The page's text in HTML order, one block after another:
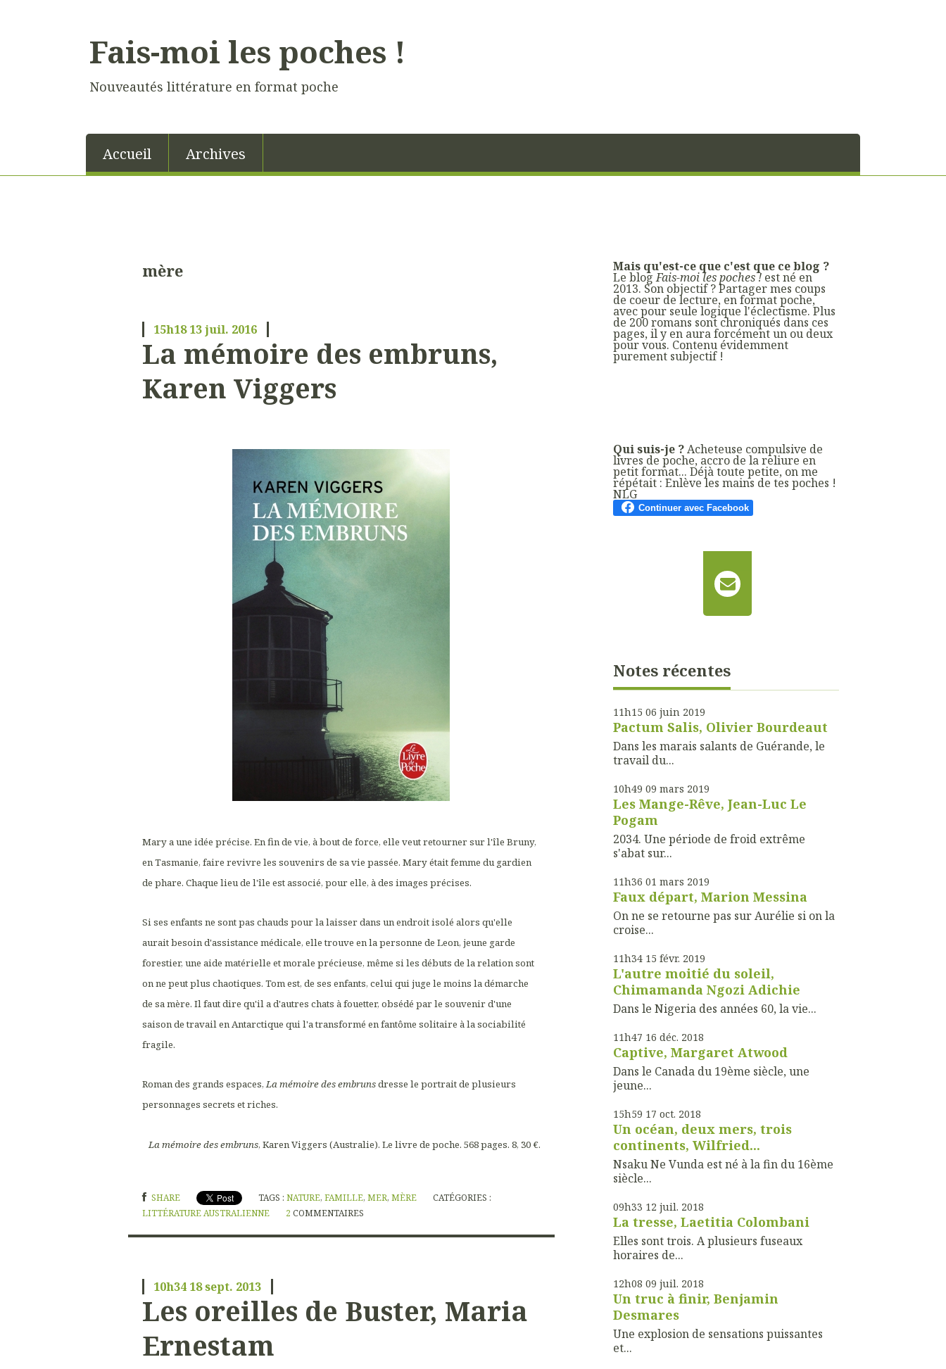
Fais-moi les poches !
Nouveautés littérature en format poche
Accueil Archives
mère
15h18 13juil. 2016
La mémoire des embruns,
Karen Viggers
Mary a une idée précise. En fin de vie, à bout de force, elle veut retourner sur l'île Bruny,
en Tasmanie, faire revivre les souvenirs de sa vie passée. Mary était femme du gardien
de phare. Chaque lieu de l'île est associé, pour elle, à des images précises.
Si ses enfants ne sont pas chauds pour la laisser dans un endroit isolé alors qu'elle
aurait besoin d'assistance médicale, elle trouve en la personne de Leon, jeune garde
forestier, une aide matérielle et morale précieuse, même si les débuts de la relation sont
on ne peut plus chaotiques. Tom est, de ses enfants, celui qui juge le moins la démarche
de sa mère. Il faut dire qu'il a d'autres chats à fouetter, obsédé par le souvenir d'une
saison de travail en Antarctique qui l'a transformé en fantôme solitaire à la sociabilité
fragile.
Roman des grands espaces,La mémoire des embrunsdresse le portrait de plusieurs
personnages secrets et riches.
La mémoire des embruns, Karen Viggers (Australie). Le livre de poche. 568 pages. 8, 30 €.
SHARE TAGS :NATURE,FAMILLE,MER,MÈRE
CATÉGORIES :
LITTÉRATURE AUSTRALIENNE
2 COMMENTAIRES
10h34 18sept. 2013
Les oreilles de Buster, Maria
Ernestam
Mais qu'est-ce que c'est que ce blog ?
Le blogFais-moi les poches !est né en
2013. Son objectif ? Partager mes coups
de coeur de lecture, en format poche,
avec pour seule logique l'éclectisme. Plus
de 200 romans sont chroniqués dans ces
pages, il y en aura forcément un ou deux
pour vous. Contenu évidemment
purement subjectif !
Qui suis-je ?Acheteuse compulsive de
livres de poche, accro de la reliure en
petit format... Déjà toute petite, on me
répétait : Enlève les mains de tes poches !
NLG
Notes récentes
11h15 06 juin 2019
Pactum Salis, Olivier Bourdeaut
Dans les marais salants de Guérande, le
travail du...
10h49 09 mars 2019
Les Mange-Rêve, Jean-Luc Le
Pogam
2034. Une période de froid extrême
s'abat sur...
11h36 01 mars 2019
Faux départ, Marion Messina
On ne se retourne pas sur Aurélie si on la
croise...
11h34 15 févr. 2019
L'autre moitié du soleil,
Chimamanda Ngozi Adichie
Dans le Nigeria des années 60, la vie...
11h47 16 déc. 2018
Captive, Margaret Atwood
Dans le Canada du 19ème siècle, une
jeune...
15h59 17 oct. 2018
Un océan, deux mers, trois
continents, Wilfried...
Nsaku Ne Vunda est né à la fin du 16ème
siècle...
09h33 12 juil. 2018
La tresse, Laetitia Colombani
Elles sont trois. A plusieurs fuseaux
horaires de...
12h08 09 juil. 2018
Un truc à finir, Benjamin
Desmares
Une explosion de sensations puissantes
et...